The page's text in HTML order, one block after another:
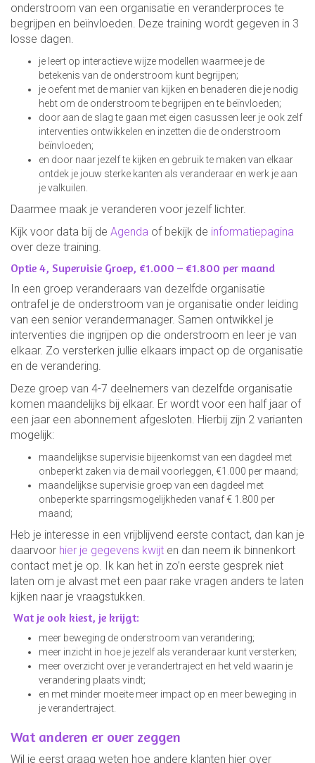
onderstroom van een organisatie en veranderproces te
begrijpen en beïnvloeden. Deze training wordt gegeven in 3
losse dagen.
je leert op interactieve wijze modellen waarmee je de
betekenis van de onderstroom kunt begrijpen;
je oefent met de manier van kijken en benaderen die je nodig
hebt om de onderstroom te begrijpen en te beïnvloeden;
door aan de slag te gaan met eigen casussen leer je ook zelf
interventies ontwikkelen en inzetten die de onderstroom
beïnvloeden;
en door naar jezelf te kijken en gebruik te maken van elkaar
ontdek je jouw sterke kanten als veranderaar en werk je aan
je valkuilen.
Daarmee maak je veranderen voor jezelf lichter.
Kijk voor data bij de Agenda of bekijk de informatiepagina
over deze training.
Optie 4, Supervisie Groep, €1.000 – €1.800 per maand
In een groep veranderaars van dezelfde organisatie
ontrafel je de onderstroom van je organisatie onder leiding
van een senior verandermanager. Samen ontwikkel je
interventies die ingrijpen op die onderstroom en leer je van
elkaar. Zo versterken jullie elkaars impact op de organisatie
en de verandering.
Deze groep van 4-7 deelnemers van dezelfde organisatie
komen maandelijks bij elkaar. Er wordt voor een half jaar of
een jaar een abonnement afgesloten. Hierbij zijn 2 varianten
mogelijk:
maandelijkse supervisie bijeenkomst van een dagdeel met
onbeperkt zaken via de mail voorleggen, €1.000 per maand;
maandelijkse supervisie groep van een dagdeel met
onbeperkte sparringsmogelijkheden vanaf € 1.800 per
maand;
Heb je interesse in een vrijblijvend eerste contact, dan kan je
daarvoor hier je gegevens kwijt en dan neem ik binnenkort
contact met je op. Ik kan het in zo’n eerste gesprek niet
laten om je alvast met een paar rake vragen anders te laten
kijken naar je vraagstukken.
Wat je ook kiest, je krijgt:
meer beweging de onderstroom van verandering;
meer inzicht in hoe je jezelf als veranderaar kunt versterken;
meer overzicht over je verandertraject en het veld waarin je
verandering plaats vindt;
en met minder moeite meer impact op en meer beweging in
je verandertraject.
Wat anderen er over zeggen
Wil je eerst graag weten hoe andere klanten hier over